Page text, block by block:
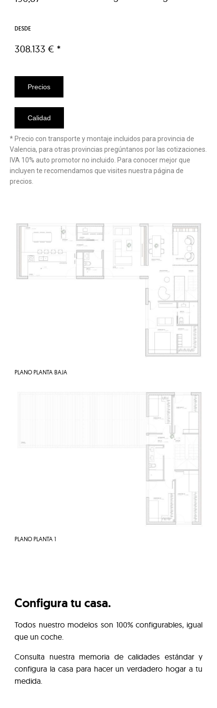
DESDE
308.133 € *
Precios
Calidad
* Precio con transporte y montaje incluidos para provincia de
Valencia, para otras provincias pregúntanos por las cotizaciones.
IVA 10% auto promotor no incluido. Para conocer mejor que
incluyen te recomendamos que visites nuestra página de
precios.
PLANO PLANTA BAJA
PLANO PLANTA 1
Configura tu casa.
Todos nuestro modelos son 100% configurables, igual
que un coche.
Consulta nuestra memoria de calidades estándar y
configura la casa para hacer un verdadero hogar a tu
medida.